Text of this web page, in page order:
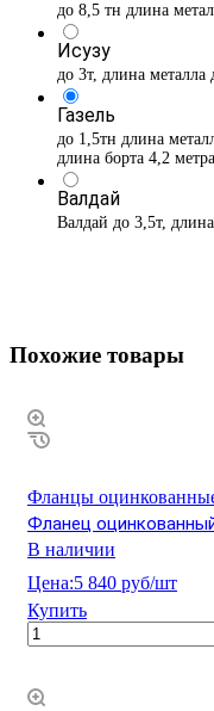
до 8,5 тн длина
Исузу
до 3т, длина металла
Газель
до 1,5тн длина
длина борта 4,2 метра
Валдай
Валдай до 3,5т,
Похожие товары
Фланцы
Фланец
В наличии
Цена:5 840 руб/шт
Купить